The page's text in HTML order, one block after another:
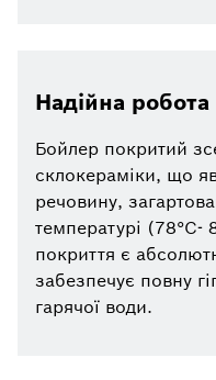
Надійна робота
Бойлер покритий
склокераміки, що
речовину,
температурі (78°С-
покриття є
забезпечує повну
гарячої води.